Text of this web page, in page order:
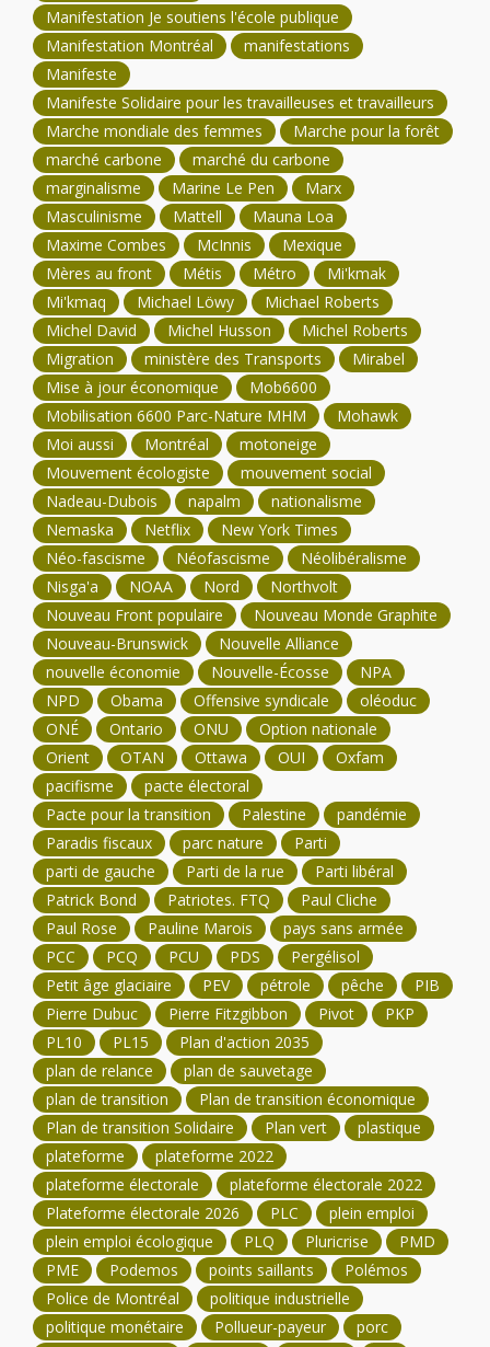
Manifestation Je soutiens l'école publique
Manifestation Montréal
manifestations
Manifeste
Manifeste Solidaire pour les travailleuses et travailleurs
Marche mondiale des femmes
Marche pour la forêt
marché carbone
marché du carbone
marginalisme
Marine Le Pen
Marx
Masculinisme
Mattell
Mauna Loa
Maxime Combes
McInnis
Mexique
Mères au front
Métis Métro
Mi'kmak
Mi'kmaq
Michael Löwy
Michael Roberts
Michel David
Michel Husson
Michel Roberts
Migration
ministère des Transports
Mirabel
Mise à jour économique
Mob6600
Mobilisation 6600 Parc-Nature MHM
Mohawk
Moi aussi
Montréal
motoneige
Mouvement écologiste
mouvement social
Nadeau-Dubois
napalm
nationalisme
Nemaska
Netflix
New York Times
Néo-fascisme
Néofascisme
Néolibéralisme
Nisga'a
NOAA Nord
Northvolt
Nouveau Front populaire
Nouveau Monde Graphite
Nouveau-Brunswick
Nouvelle Alliance
nouvelle économie
Nouvelle-Écosse
NPA
NPD
Obama Offensive syndicale
oléoduc
ONÉ
Ontario ONU
Option nationale
Orient
OTAN Ottawa OUI
Oxfam
pacifisme
pacte électoral
Pacte pour la transition
Palestine
pandémie
Paradis fiscaux
parc nature
Parti
parti de gauche
Parti de la rue
Parti libéral
Patrick Bond
Patriotes. FTQ
Paul Cliche
Paul Rose
Pauline Marois
pays sans armée
PCC
PCQ PCU PDS
Pergélisol
Petit âge glaciaire
PEV pétrole pêche
PIB
Pierre Dubuc
Pierre Fitzgibbon Pivot
PKP
PL10
PL15
Plan d'action 2035
plan de relance
plan de sauvetage
plan de transition
Plan de transition économique
Plan de transition Solidaire
Plan vert
plastique
plateforme
plateforme 2022
plateforme électorale
plateforme électorale 2022
Plateforme électorale 2026
PLC
plein emploi
plein emploi écologique
PLQ Pluricrise
PMD
PME
Podemos points saillants
Polémos
Police de Montréal
politique industrielle
politique monétaire
Pollueur-payeur
porc